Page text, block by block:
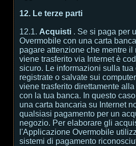
12. Le terze parti
12.1. Acquisti . Se si paga per
Overmobile con una carta
pagare attenzione che mentre il
viene trasferito via Internet è
sicuro. Le informazioni sulla
registrate o salvate sui
viene trasferito direttamente
con la tua banca. In questo
una carta bancaria su Internet
qualsiasi pagamento per un
negozio. Per elaborare gli
l'Applicazione Overmobile
sistemi di pagamento